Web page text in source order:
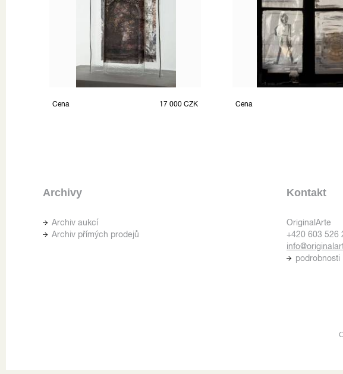
Cena 17 000 CZK Cena
Archivy
Archiv aukcí
Archiv přímých prodejů
Kontakt
OriginalArte
+420 603 526
podrobnosti